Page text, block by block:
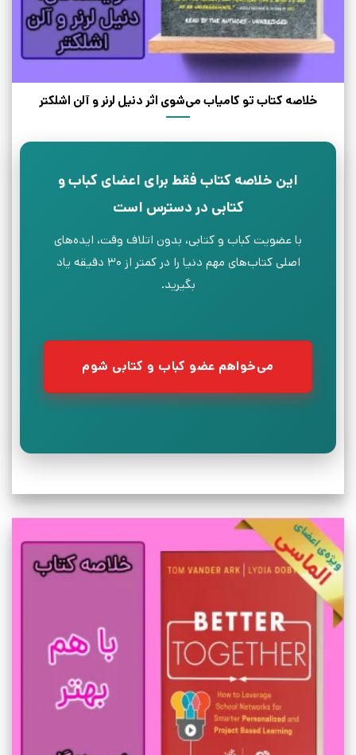
خلاصه کتاب تو کامیاب می‌شوی اثر دنیل لرنر و آلن اشلکتر
این خلاصه کتاب فقط برای اعضای کباب و
کتابی در دسترس است
با عضویت کباب و کتابی، بدون اتلاف وقت، ایده‌های
اصلی کتاب‌های مهم دنیا را در کمتر از ۳۰ دقیقه یاد
بگیرید.
می‌خواهم عضو کباب و کتابی شوم